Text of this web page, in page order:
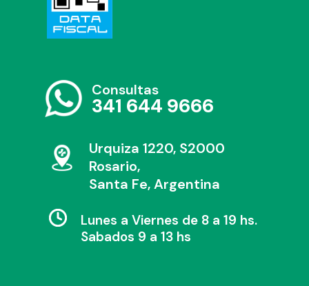
Consultas
341 644 9666
Urquiza 1220, S2000
Rosario,
Santa Fe, Argentina
Lunes a Viernes de 8 a 19 hs.
Sabados 9 a 13 hs